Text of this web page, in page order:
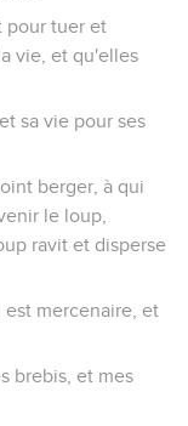
pour tuer et
vie, et qu'elles
sa vie pour ses
berger, à qui
le loup,
ravit et disperse
mercenaire, et
brebis, et mes